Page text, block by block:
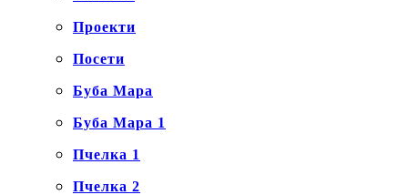
Проекти
Посети
Буба Мара
Буба Мара 1
Пчелка 1
Пчелка 2